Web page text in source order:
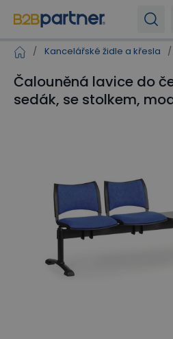
/ Kancelářské židle a křesla /
Čalouněná lavice do
sedák, se stolkem,